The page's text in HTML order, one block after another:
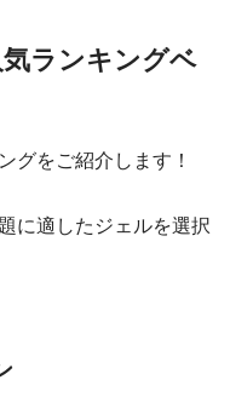
ランキングベ
グをご紹介します！
に適したジェルを選択